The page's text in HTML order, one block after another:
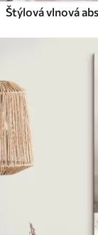
Štýlová vlnová